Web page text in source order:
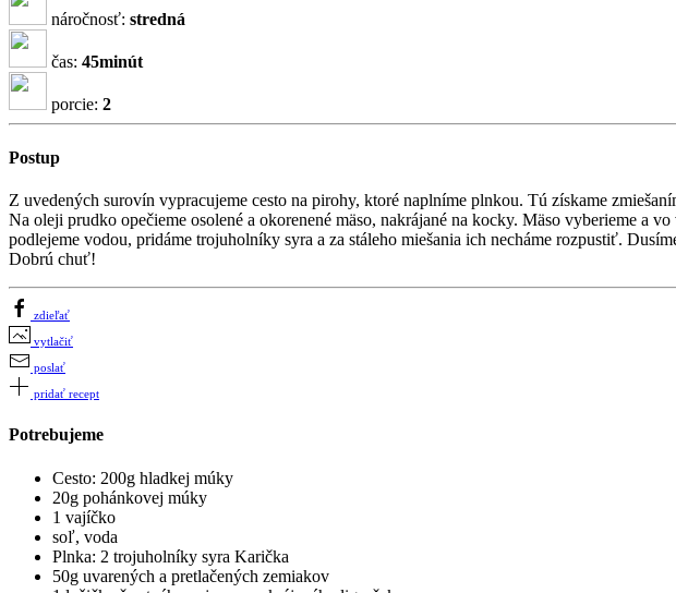
náročnosť: stredná
čas: 45minút
porcie: 2
Postup
Z uvedených surovín vypracujeme cesto na pirohy, ktoré naplníme plnkou. Tú získame
Na oleji prudko opečieme osolené a okorenené mäso, nakrájané na kocky. Mäso vyberieme
podlejeme vodou, pridáme trojuholníky syra a za stáleho miešania ich necháme rozpustiť.
Dobrú chuť!
zdieľať
vytlačiť
poslať
pridať recept
Potrebujeme
Cesto: 200g hladkej múky
20g pohánkovej múky
1 vajíčko
soľ, voda
Plnka: 2 trojuholníky syra Karička
50g uvarených a pretlačených zemiakov